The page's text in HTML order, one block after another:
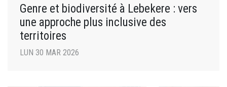
Genre et biodiversité à Lebekere : vers
une approche plus inclusive des
territoires
LUN 30 MAR 2026